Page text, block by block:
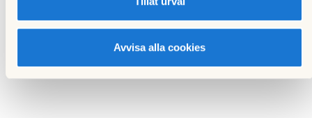
Avvisa alla cookies
september